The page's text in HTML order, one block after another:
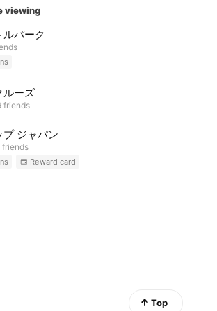
viewing
ルパーク
ルーズ
friends
プ ジャパン
friends
Reward card
Top